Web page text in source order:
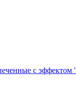
с